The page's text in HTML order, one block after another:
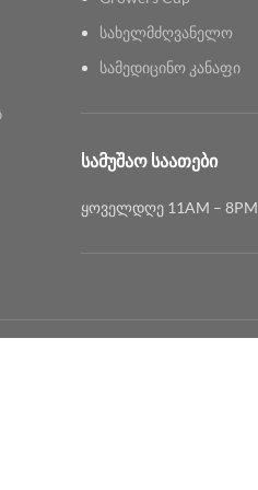
სახელმძღვანელო
სამედიცინო კანაფი
ᲡᲐᲛᲣᲨᲐᲝ ᲡᲐᲐᲗᲔᲑᲘ
ყოველდღე 11AM – 8PM